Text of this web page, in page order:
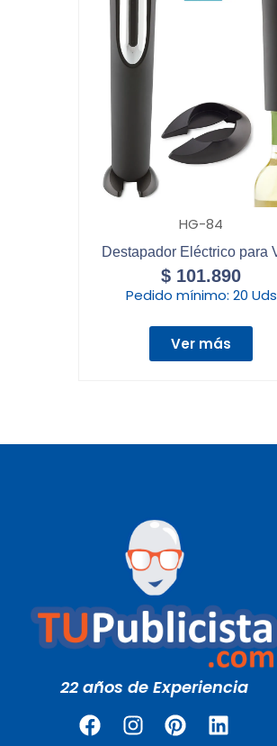
HG-84
Destapador Eléctrico para
$ 101.890
Pedido mínimo: 20 Uds
Ver más
22 años de Experiencia